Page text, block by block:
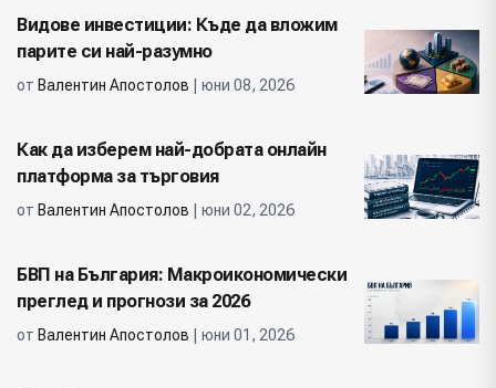
Видове инвестиции: Къде да вложим
парите си най-разумно
от Валентин Апостолов | юни 08, 2026
Как да изберем най-добрата онлайн
платформа за търговия
от Валентин Апостолов | юни 02, 2026
БВП на България: Макроикономически
преглед и прогнози за 2026
от Валентин Апостолов | юни 01, 2026